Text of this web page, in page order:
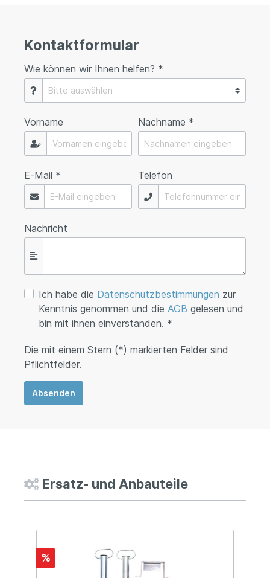
Kontaktformular
Wie können wir Ihnen helfen? *
Vorname Nachname *
E-Mail * Telefon
Nachricht
Ich habe die Datenschutzbestimmungen zur
Kenntnis genommen und die AGB gelesen und
bin mit ihnen einverstanden. *
Die mit einem Stern (*) markierten Felder sind
Pflichtfelder.
Absenden
Ersatz- und Anbauteile
%